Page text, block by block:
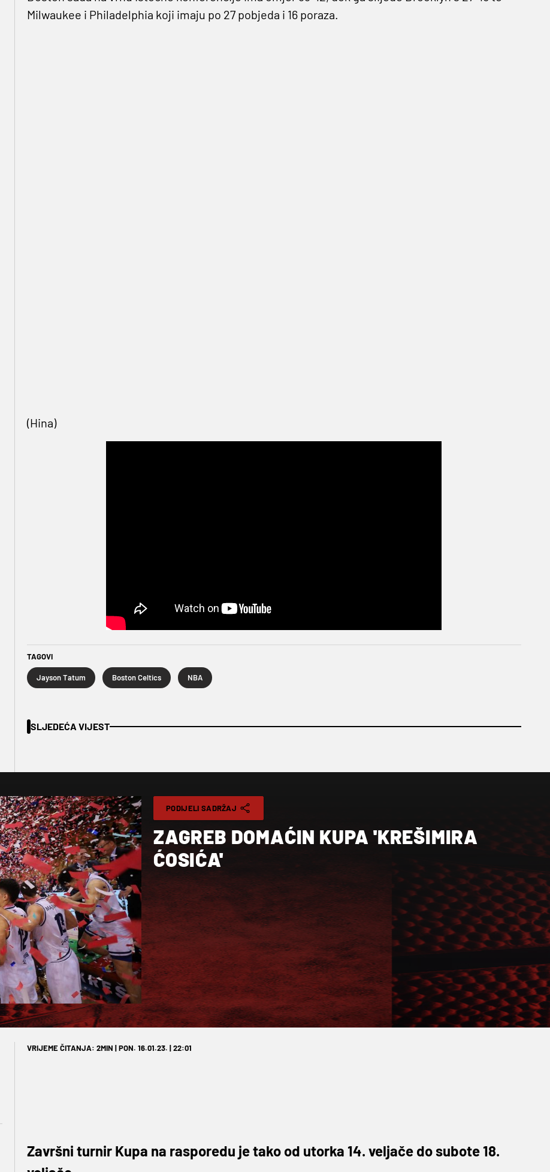
Milwaukee i Philadelphia koji imaju po 27 pobjeda i 16 poraza.
(Hina)
TAGOVI
Jayson Tatum Boston Celtics NBA
SLJEDEĆA VIJEST
PODIJELI SADRŽAJ
ZAGREB DOMAĆIN KUPA 'KREŠIMIRA
ĆOSIĆA'
VRIJEME ČITANJA: 2MIN | PON. 16.01.23. | 22:01
Završni turnir Kupa na rasporedu je tako od utorka 14. veljače do subote 18.